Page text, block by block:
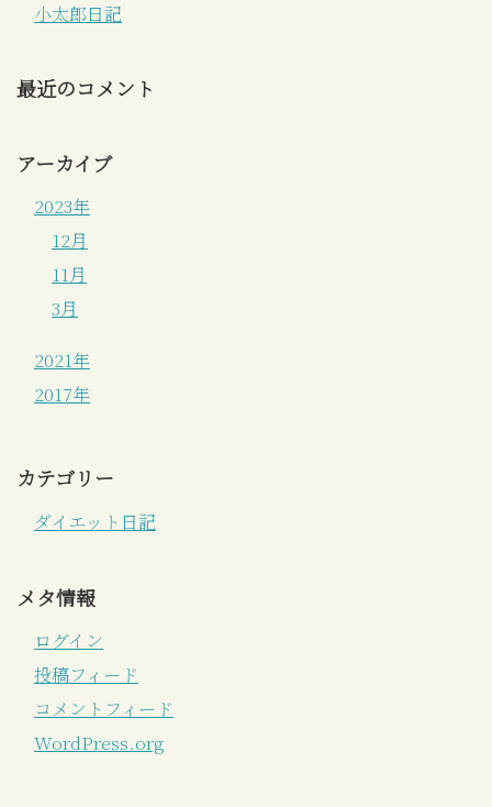
小太郎日記
最近のコメント
アーカイブ
2023年
12月
11月
3月
2021年
2017年
カテゴリー
ダイエット日記
メタ情報
ログイン
投稿フィード
コメントフィード
WordPress.org